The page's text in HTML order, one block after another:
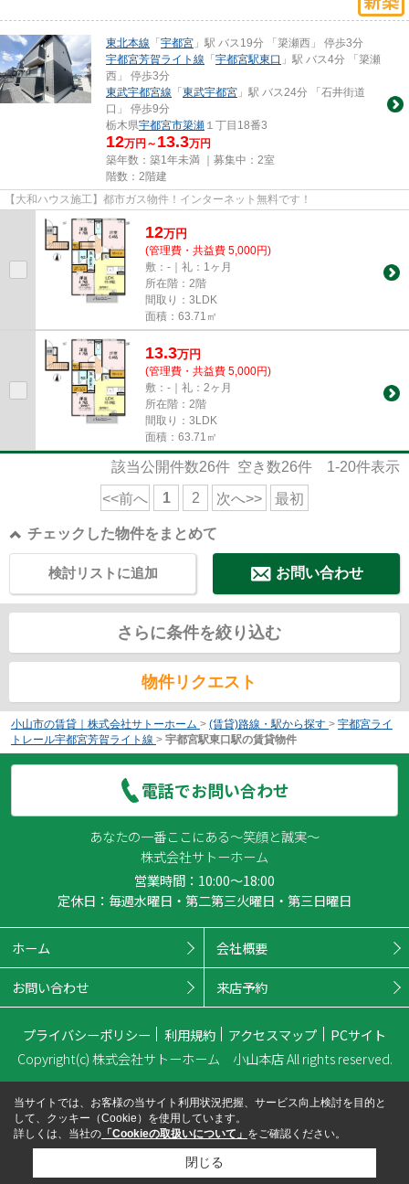
東北本線 「宇都宮 」駅 バス19分 「簗瀬西」 停歩3分
宇都宮芳賀ライト線 「宇都宮駅東口 」駅 バス4分 「簗瀬
西」 停歩3分
東武宇都宮線 「東武宇都宮 」駅 バス24分 「石井街道
口」 停歩9分
栃木県宇都宮市簗瀬 １丁目18番3
12万円～ 13.3万円
築年数：築1年未満 ｜募集中： 2室
階数：2階建
【大和ハウス施工】都市ガス物件！インターネット無料です！
12万円
(管理費・共益費 5,000円)
敷：-｜礼：1ヶ月
所在階：2階
間取り：3LDK
面積：63.71㎡
13.3万円
(管理費・共益費 5,000円)
敷：-｜礼：2ヶ月
所在階：2階
間取り：3LDK
面積：63.71㎡
該当公開件数26件 空き数26件 1-20件表示
<<前へ 1 2 次へ>> 最初
チェックした物件をまとめて
お問い合わせ
検討リストに追加
さらに条件を絞り込む
物件リクエスト
小山市の賃貸｜株式会社サトーホーム > (賃貸)路線・駅から探す > 宇都宮ライ
トレール宇都宮芳賀ライト線 > 宇都宮駅東口駅の賃貸物件
電話でお問い合わせ
あなたの一番ここにある～笑顔と誠実～
株式会社サトーホーム
営業時間：10:00～18:00
定休日：毎週水曜日・第二第三火曜日・第三日曜日
ホーム 会社概要
お問い合わせ 来店予約
プライバシーポリシー 利用規約 アクセスマップ
PCサイト
Copyright(c) 株式会社サトーホーム 小山本店 All rights reserved.
当サイトでは、お客様の当サイト利用状況把握、サービス向上検討を目的と
して、クッキー（Cookie）を使用しています。
詳しくは、当社の 「Cookieの取扱いについて」 をご確認ください。
閉じる